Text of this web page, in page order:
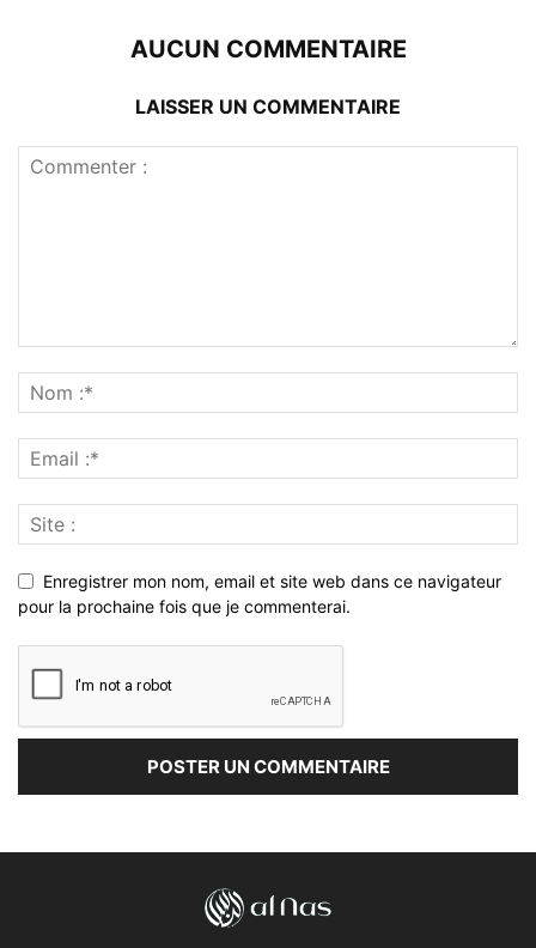
AUCUN COMMENTAIRE
LAISSER UN COMMENTAIRE
Enregistrer mon nom, email et site web dans ce navigateur
pour la prochaine fois que je commenterai.